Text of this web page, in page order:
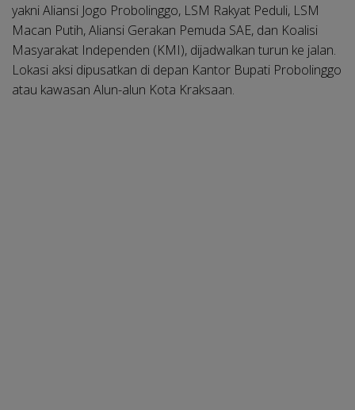
yakni Aliansi Jogo Probolinggo, LSM Rakyat Peduli, LSM
Macan Putih, Aliansi Gerakan Pemuda SAE, dan Koalisi
Masyarakat Independen (KMI), dijadwalkan turun ke jalan.
Lokasi aksi dipusatkan di depan Kantor Bupati Probolinggo
atau kawasan Alun-alun Kota Kraksaan.